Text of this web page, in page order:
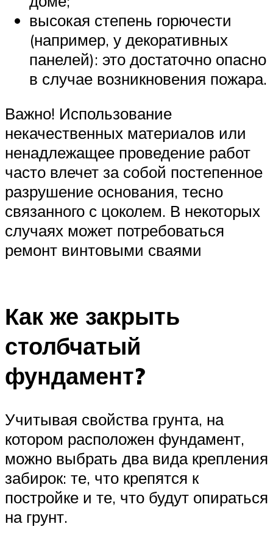
высокая степень горючести
(например, у декоративных
панелей): это достаточно опасно
в случае возникновения пожара.
Важно! Использование
некачественных материалов или
ненадлежащее проведение работ
часто влечет за собой постепенное
разрушение основания, тесно
связанного с цоколем. В некоторых
случаях может потребоваться
ремонт винтовыми сваями
Как же закрыть
столбчатый
фундамент?
Учитывая свойства грунта, на
котором расположен фундамент,
можно выбрать два вида крепления
забирок: те, что крепятся к
постройке и те, что будут опираться
на грунт.